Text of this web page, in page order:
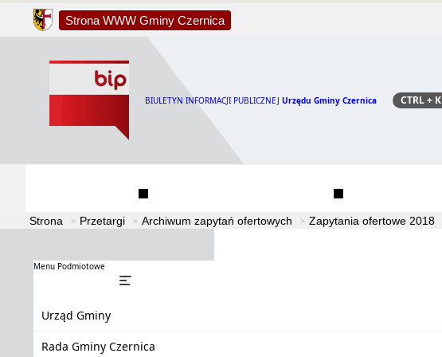
Strona WWW Gminy Czernica
BIULETYN INFORMACJI PUBLICZNEJ Urzędu Gminy Czernica Szukaj
CTRL+ K
Strona Przetargi Archiwum zapytań ofertowych Zapytania ofertowe 2018
Menu Podmiotowe
Urząd Gminy
Rada Gminy Czernica